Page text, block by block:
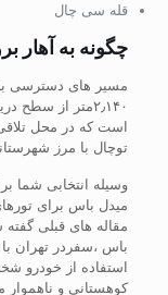
قله سی چال
چگونه به آهار
مسیر های دسترسی به
۲٫۱۴۰متر از
است که در محل
توچال با مرز
وسیله انتخابی
میدل باس برای
مقاله های قبلی
باس ،سفردر تهران
استفاده از خودرو
کوهستانی و